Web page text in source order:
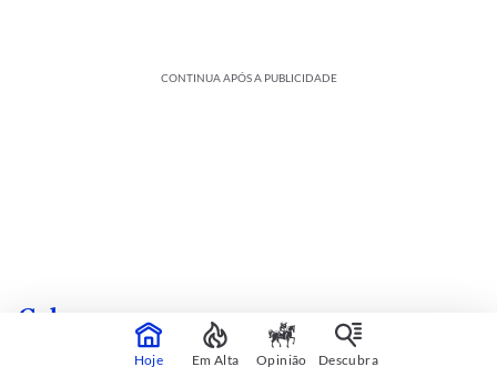
CONTINUA APÓS A PUBLICIDADE
Cultura
Hoje Em Alta Opinião Descubra